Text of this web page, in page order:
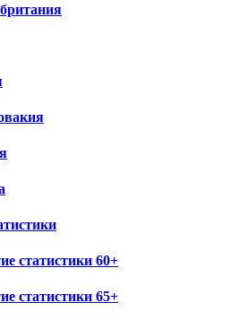
статистики 60+
статистики 65+